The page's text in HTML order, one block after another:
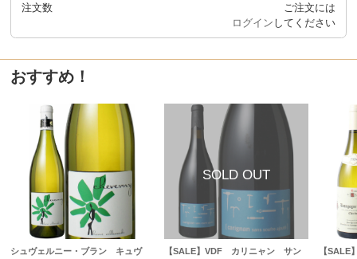
注文数
ご注文には
ログイン してください
おすすめ！
シュヴェルニー・ブラン キュヴ
【SALE】VDF カリニャン サン
【SALE